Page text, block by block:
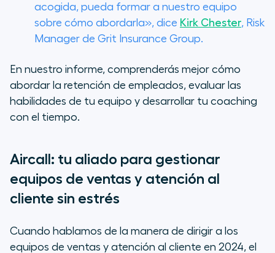
acogida, pueda formar a nuestro equipo
sobre cómo abordarla», dice Kirk Chester, Risk
Manager de Grit Insurance Group.
En nuestro informe, comprenderás mejor cómo
abordar la retención de empleados, evaluar las
habilidades de tu equipo y desarrollar tu coaching
con el tiempo.
Aircall: tu aliado para gestionar
equipos de ventas y atención al
cliente sin estrés
Cuando hablamos de la manera de dirigir a los
equipos de ventas y atención al cliente en 2024, el